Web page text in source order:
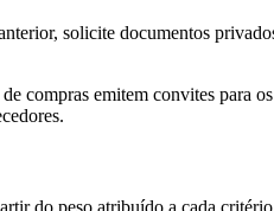
solicite documentos
compras emitem convites para
do peso atribuído a cada